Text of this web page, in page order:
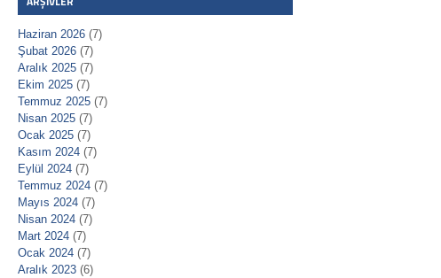
Haziran 2026 (7)
Şubat 2026 (7)
Aralık 2025 (7)
Ekim 2025 (7)
Temmuz 2025 (7)
Nisan 2025 (7)
Ocak 2025 (7)
Kasım 2024 (7)
Eylül 2024 (7)
Temmuz 2024 (7)
Mayıs 2024 (7)
Nisan 2024 (7)
Mart 2024 (7)
Ocak 2024 (7)
Aralık 2023 (6)